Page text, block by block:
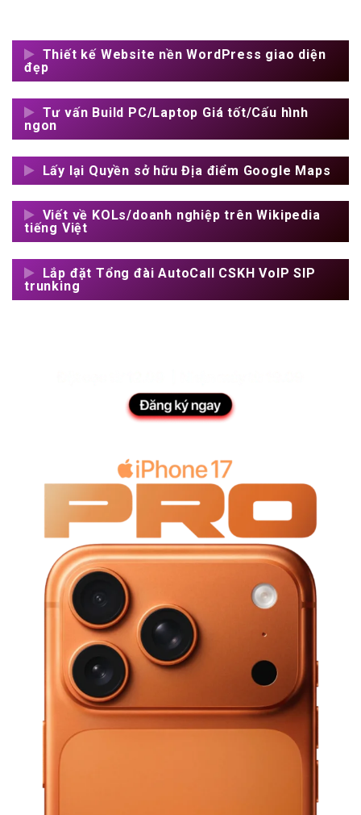
Thiết kế Website nền WordPress giao diện
đẹp
Tư vấn Build PC/Laptop Giá tốt/Cấu hình
ngon
Lấy lại Quyền sở hữu Địa điểm Google Maps
Viết về KOLs/doanh nghiệp trên Wikipedia
tiếng Việt
Lắp đặt Tổng đài AutoCall CSKH VoIP SIP
trunking